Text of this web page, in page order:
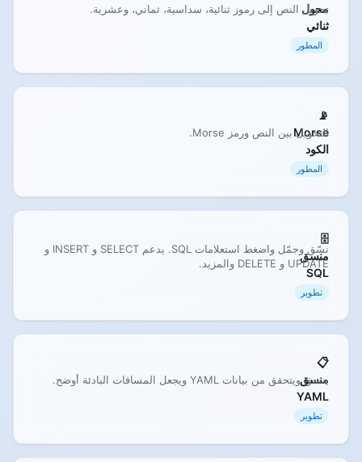
محول
ثنائي
تحويل النص إلى رموز ثنائية، سداسية، ثماني، وعشرية.
المطور
📡
Morse
الكود
التحويل بين النص ورمز Morse.
المطور
🗄️
منسق
SQL
نسّق وجمّل واضغط استعلامات SQL. يدعم SELECT و INSERT و
UPDATE و DELETE والمزيد.
تطوير
📋
منسق
YAML
ينسق ويتحقق من بيانات YAML ويجعل المسافات البادئة أوضح.
تطوير